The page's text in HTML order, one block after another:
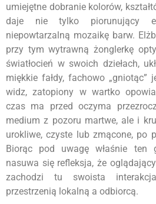
umiejętne dobranie kolorów,
daje nie tylko piorunujący
niepowtarzalną mozaikę barw.
przy tym wytrawną żonglerkę
światłocień w swoich dziełach,
miękkie fałdy, fachowo „gniotąc”
widz, zatopiony w wartko
czas ma przed oczyma
medium z pozoru martwe, ale i
urokliwe, czyste lub zmącone, po
Biorąc pod uwagę właśnie ten
nasuwa się refleksja, że
zachodzi tu swoista
przestrzenią lokalną a odbiorcą.